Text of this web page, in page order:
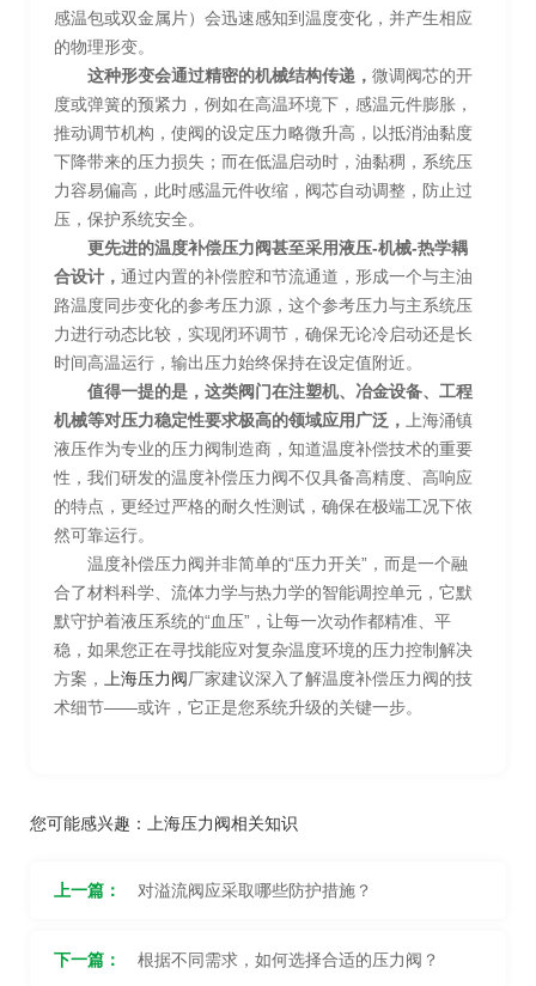
感温包或双金属片）会迅速感知到温度变化，并产生相应
的物理形变。
这种形变会通过精密的机械结构传递， 微调阀芯的开
度或弹簧的预紧力，例如在高温环境下，感温元件膨胀，
推动调节机构，使阀的设定压力略微升高，以抵消油黏度
下降带来的压力损失；而在低温启动时，油黏稠，系统压
力容易偏高，此时感温元件收缩，阀芯自动调整，防止过
压，保护系统安全。
更先进的温度补偿压力阀甚至采用液压-机械-热学耦
合设计， 通过内置的补偿腔和节流通道，形成一个与主油
路温度同步变化的参考压力源，这个参考压力与主系统压
力进行动态比较，实现闭环调节，确保无论冷启动还是长
时间高温运行，输出压力始终保持在设定值附近。
值得一提的是，这类阀门在注塑机、冶金设备、工程
机械等对压力稳定性要求极高的领域应用广泛，
上海涌镇
液压作为专业的压力阀制造商，知道温度补偿技术的重要
性，我们研发的温度补偿压力阀不仅具备高精度、高响应
的特点，更经过严格的耐久性测试，确保在极端工况下依
然可靠运行。
温度补偿压力阀并非简单的“压力开关”，而是一个融
合了材料科学、流体力学与热力学的智能调控单元，它默
默守护着液压系统的“血压”，让每一次动作都精准、平
稳，如果您正在寻找能应对复杂温度环境的压力控制解决
方案，
上海压力阀厂家建议深入了解温度补偿压力阀的技
术细节——或许，它正是您系统升级的关键一步。
您可能感兴趣： 上海压力阀相关知识
上一篇： 对溢流阀应采取哪些防护措施？
下一篇： 根据不同需求，如何选择合适的压力阀？